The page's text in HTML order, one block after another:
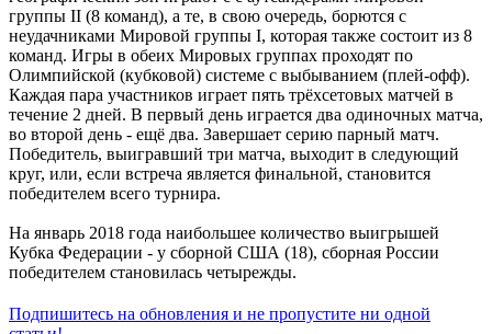
группы II (8 команд), а те, в свою очередь, борются с
неудачниками Мировой группы I, которая также состоит из 8
команд. Игры в обеих Мировых группах проходят по
Олимпийской (кубковой) системе с выбыванием (плей-офф).
Каждая пара участников играет пять трёхсетовых матчей в
течение 2 дней. В первый день играется два одиночных матча,
во второй день - ещё два. Завершает серию парный матч.
Победитель, выигравший три матча, выходит в следующий
круг, или, если встреча является финальной, становится
победителем всего турнира.
На январь 2018 года наибольшее количество выигрышей
Кубка Федерации - у сборной США (18), сборная России
победителем становилась четырежды.
Подпишитесь на обновления и не пропустите ни одной